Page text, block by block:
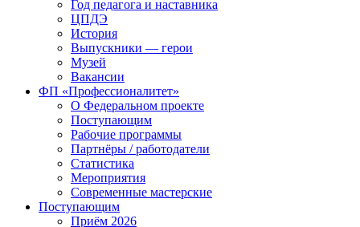
Год педагога и наставника
ЦПДЭ
История
Выпускники — герои
Музей
Вакансии
ФП «Профессионалитет»
О Федеральном проекте
Поступающим
Рабочие программы
Партнёры / работодатели
Статистика
Мероприятия
Современные мастерские
Поступающим
Приём 2026